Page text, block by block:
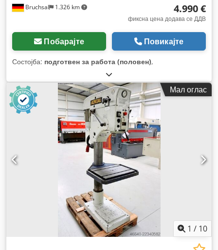
Bruchsal 1.326 km 4.990 €
фиксна цена додава се ДДВ
Побарајте Повикајте
Состојба: подготвен за работа (половен),
Мал оглас
1 / 10